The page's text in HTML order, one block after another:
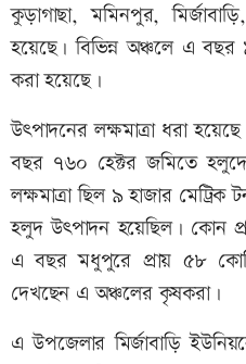
কুড়াগাছা, মমিনপুর,
হয়েছে। বিভিন্ন অঞ্চলে এ
করা হয়েছে।
উৎপাদনের লক্ষমাত্রা ধরা
বছর ৭৬০ হেক্টর জমিতে
লক্ষমাত্রা ছিল ৯ হাজার
হলুদ উৎপাদন হয়েছিল। কোন
এ বছর মধুপুরে প্রায় ৫৮ কোটি
দেখছেন এ অঞ্চলের কৃষকরা।
এ উপজেলার মির্জাবাড়ি